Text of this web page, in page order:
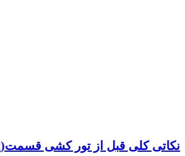
نکاتی کلی قبل از تور کشی قسمت(2)